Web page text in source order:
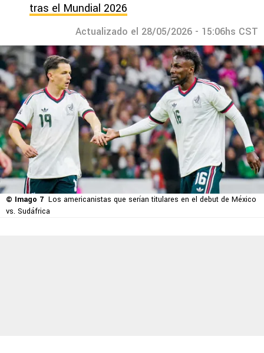
tras el Mundial 2026
Actualizado el 28/05/2026 - 15:06hs CST
© Imago 7 Los americanistas que serían titulares en el debut de México
vs. Sudáfrica